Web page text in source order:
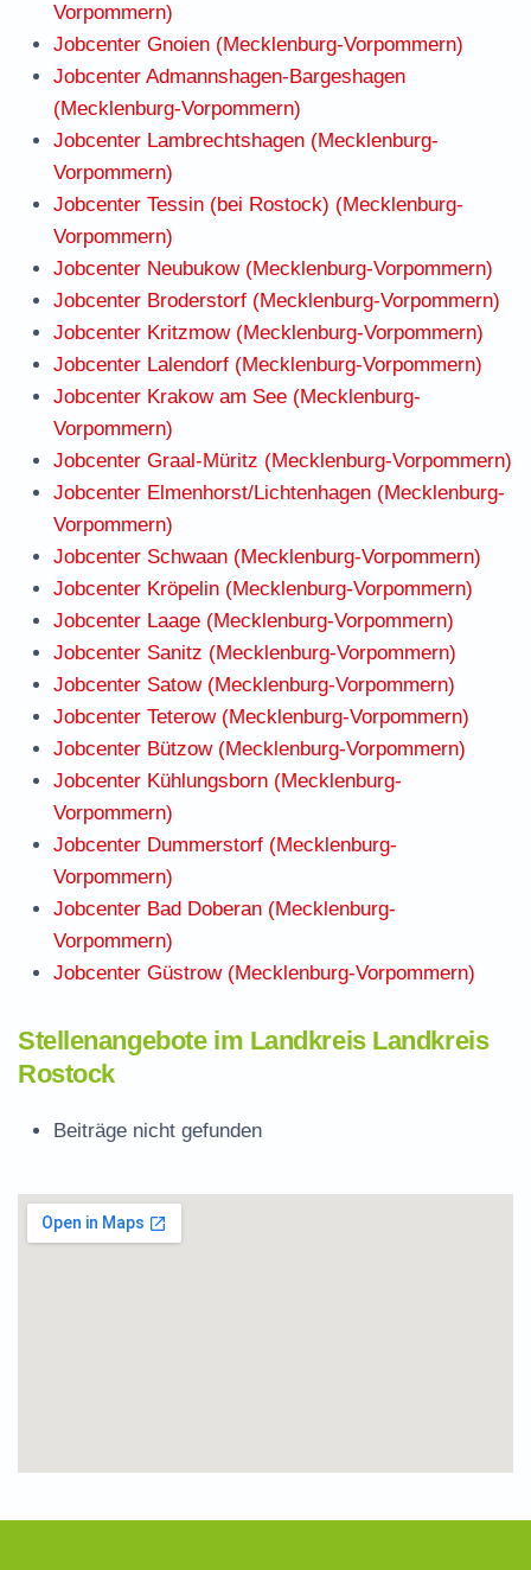
Vorpommern)
Jobcenter Gnoien (Mecklenburg-Vorpommern)
Jobcenter Admannshagen-Bargeshagen
(Mecklenburg-Vorpommern)
Jobcenter Lambrechtshagen (Mecklenburg-
Vorpommern)
Jobcenter Tessin (bei Rostock) (Mecklenburg-
Vorpommern)
Jobcenter Neubukow (Mecklenburg-Vorpommern)
Jobcenter Broderstorf (Mecklenburg-Vorpommern)
Jobcenter Kritzmow (Mecklenburg-Vorpommern)
Jobcenter Lalendorf (Mecklenburg-Vorpommern)
Jobcenter Krakow am See (Mecklenburg-
Vorpommern)
Jobcenter Graal-Müritz (Mecklenburg-Vorpommern)
Jobcenter Elmenhorst/Lichtenhagen (Mecklenburg-
Vorpommern)
Jobcenter Schwaan (Mecklenburg-Vorpommern)
Jobcenter Kröpelin (Mecklenburg-Vorpommern)
Jobcenter Laage (Mecklenburg-Vorpommern)
Jobcenter Sanitz (Mecklenburg-Vorpommern)
Jobcenter Satow (Mecklenburg-Vorpommern)
Jobcenter Teterow (Mecklenburg-Vorpommern)
Jobcenter Bützow (Mecklenburg-Vorpommern)
Jobcenter Kühlungsborn (Mecklenburg-
Vorpommern)
Jobcenter Dummerstorf (Mecklenburg-
Vorpommern)
Jobcenter Bad Doberan (Mecklenburg-
Vorpommern)
Jobcenter Güstrow (Mecklenburg-Vorpommern)
Stellenangebote im Landkreis Landkreis
Rostock
Beiträge nicht gefunden